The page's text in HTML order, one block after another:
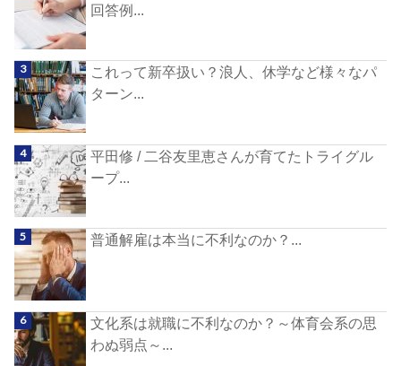
回答例...
これって新卒扱い？浪人、休学など様々なパ
ターン...
平田修 / 二谷友里恵さんが育てたトライグル
ープ...
普通解雇は本当に不利なのか？...
文化系は就職に不利なのか？～体育会系の思
わぬ弱点～...